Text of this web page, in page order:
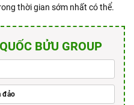
thời gian sớm nhất có thể.
BỬU GROUP
đảo